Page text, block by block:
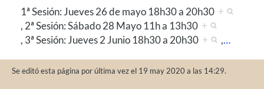
1ª Sesión: Jueves 26 de mayo 18h30 a 20h30 +
, 2ª Sesión: Sábado 28 Mayo 11h a 13h30 +
, 3ª Sesión: Jueves 2 Junio 18h30 a 20h30 + ,…
Se editó esta página por última vez el 19 may 2020 a las 14:29.